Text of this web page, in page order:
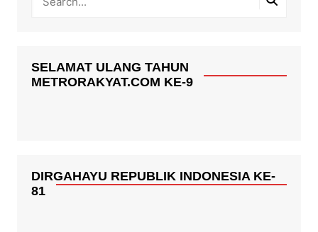
SELAMAT ULANG TAHUN
METRORAKYAT.COM KE-9
DIRGAHAYU REPUBLIK INDONESIA KE-
81